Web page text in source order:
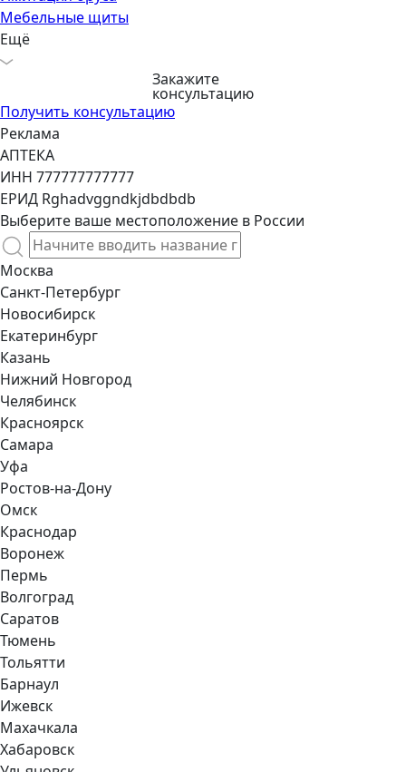
Мебельные щиты
Ещё
Закажите
консультацию
Получить консультацию
Реклама
АПТЕКА
ИНН 777777777777
ЕРИД Rghadvggndkjdbdbdb
Выберите ваше местоположение в России
Москва
Санкт-Петербург
Новосибирск
Екатеринбург
Казань
Нижний Новгород
Челябинск
Красноярск
Самара
Уфа
Ростов-на-Дону
Омск
Краснодар
Воронеж
Пермь
Волгоград
Саратов
Тюмень
Тольятти
Барнаул
Ижевск
Махачкала
Хабаровск